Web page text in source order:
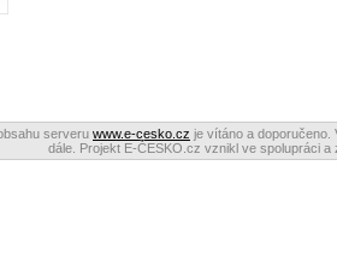
serveru www.e-cesko.cz je vítáno a doporučeno.
dále. Projekt E-ČESKO.cz vznikl ve spolupráci